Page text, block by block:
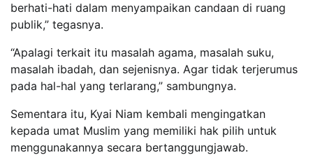
berhati-hati dalam menyampaikan candaan di ruang
publik,” tegasnya.
“Apalagi terkait itu masalah agama, masalah suku,
masalah ibadah, dan sejenisnya. Agar tidak terjerumus
pada hal-hal yang terlarang,” sambungnya.
Sementara itu, Kyai Niam kembali mengingatkan
kepada umat Muslim yang memiliki hak pilih untuk
menggunakannya secara bertanggungjawab.